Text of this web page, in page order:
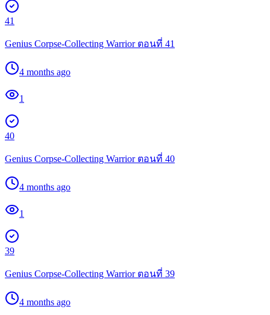
41
Genius Corpse-Collecting Warrior ตอนที่ 41
4 months ago
1
40
Genius Corpse-Collecting Warrior ตอนที่ 40
4 months ago
1
39
Genius Corpse-Collecting Warrior ตอนที่ 39
4 months ago